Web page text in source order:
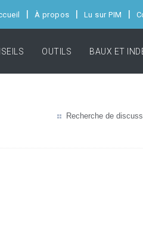
À propos Lu sur PIM
OUTILS BAUX ET
Recherche de